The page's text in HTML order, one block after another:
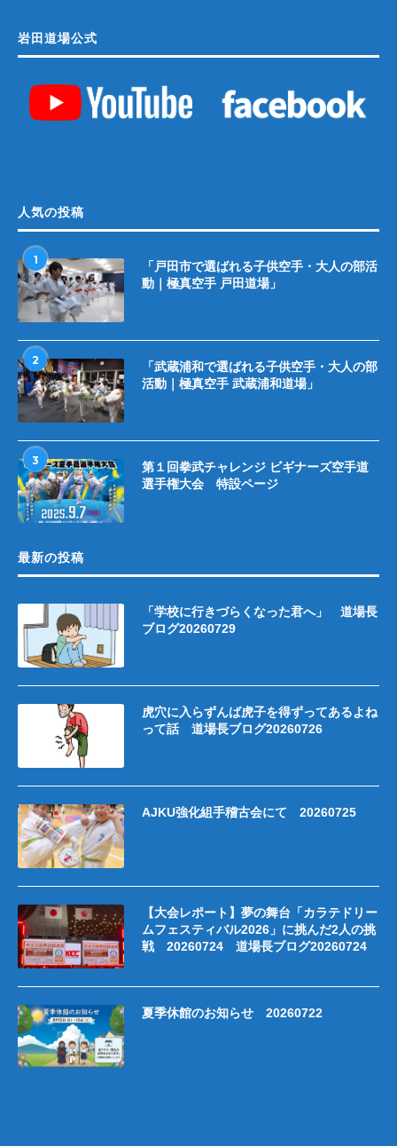
岩田道場公式
人気の投稿
1
「戸田市で選ばれる子供空手・大人の部活
動｜極真空手 戸田道場」
2
「武蔵浦和で選ばれる子供空手・大人の部
活動｜極真空手 武蔵浦和道場」
3
第１回拳武チャレンジ ビギナーズ空手道
選手権大会 特設ページ
最新の投稿
「学校に行きづらくなった君へ」 道場長
ブログ20260729
虎穴に入らずんば虎子を得ずってあるよね
って話 道場長ブログ20260726
AJKU強化組手稽古会にて 20260725
【大会レポート】夢の舞台「カラテドリー
ムフェスティバル2026」に挑んだ2人の挑
戦 20260724 道場長ブログ20260724
夏季休館のお知らせ 20260722